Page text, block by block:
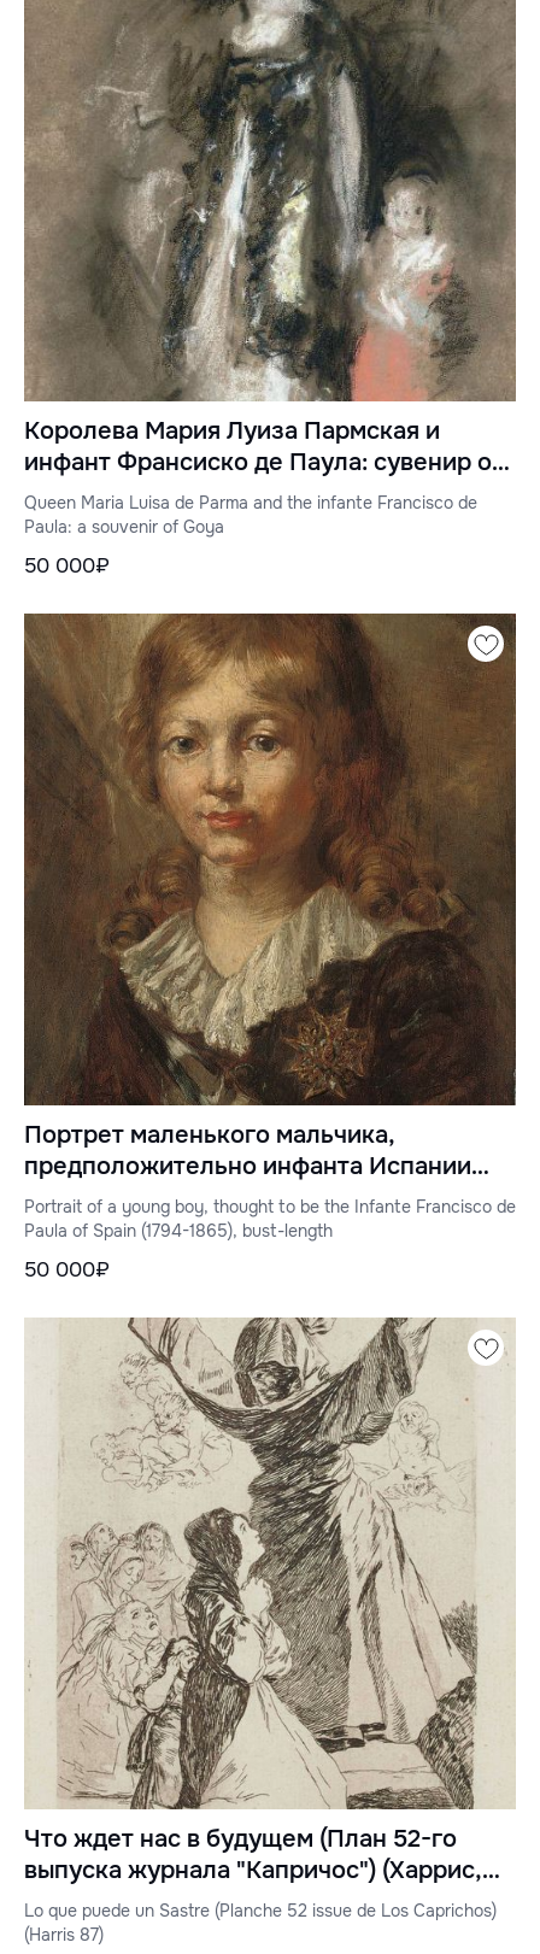
Королева Мария Луиза Пармская и
инфант Франсиско де Паула: сувенир от
Гойи
Queen Maria Luisa de Parma and the infante Francisco de
Paula: a souvenir of Goya
50 000₽
Портрет маленького мальчика,
предположительно инфанта Испании
Франсиско де Паула (1794-1865), во весь
рост
Portrait of a young boy, thought to be the Infante Francisco de
Paula of Spain (1794-1865), bust-length
50 000₽
Что ждет нас в будущем (План 52-го
выпуска журнала "Капричос") (Харрис,
87)
Lo que puede un Sastre (Planche 52 issue de Los Caprichos)
(Harris 87)